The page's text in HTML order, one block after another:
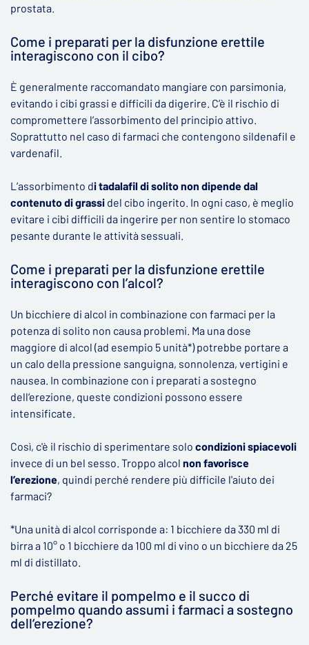
prostata.
Come i preparati per la disfunzione erettile
interagiscono con il cibo?
È generalmente raccomandato mangiare con parsimonia,
evitando i cibi grassi e difficili da digerire. C’è il rischio di
compromettere l’assorbimento del principio attivo.
Soprattutto nel caso di farmaci che contengono sildenafil e
vardenafil.
L’assorbimento di tadalafil di solito non dipende dal
contenuto di grassi del cibo ingerito. In ogni caso, è meglio
evitare i cibi difficili da ingerire per non sentire lo stomaco
pesante durante le attività sessuali.
Come i preparati per la disfunzione erettile
interagiscono con l’alcol?
Un bicchiere di alcol in combinazione con farmaci per la
potenza di solito non causa problemi. Ma una dose
maggiore di alcol (ad esempio 5 unità*) potrebbe portare a
un calo della pressione sanguigna, sonnolenza, vertigini e
nausea. In combinazione con i preparati a sostegno
dell‘erezione, queste condizioni possono essere
intensificate.
Così, c'è il rischio di sperimentare solo condizioni spiacevoli
invece di un bel sesso. Troppo alcol non favorisce
l’erezione, quindi perché rendere più difficile l'aiuto dei
farmaci?
*Una unità di alcol corrisponde a: 1 bicchiere da 330 ml di
birra a 10° o 1 bicchiere da 100 ml di vino o un bicchiere da 25
ml di distillato.
Perché evitare il pompelmo e il succo di
pompelmo quando assumi i farmaci a sostegno
dell‘erezione?